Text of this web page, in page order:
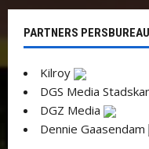
PARTNERS
Kilroy
DGS Media
DGZ Media
Dennie Gaasendam